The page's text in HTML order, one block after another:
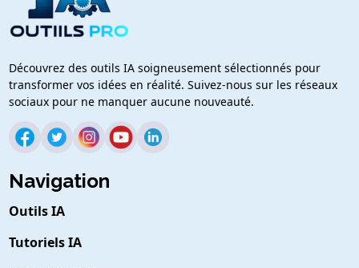
Découvrez des outils IA soigneusement sélectionnés pour
transformer vos idées en réalité. Suivez-nous sur les réseaux
sociaux pour ne manquer aucune nouveauté.
Navigation
Outils IA
Tutoriels IA